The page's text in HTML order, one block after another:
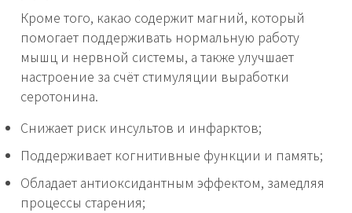
Кроме того, какао содержит магний, который
помогает поддерживать нормальную работу
мышц и нервной системы, а также улучшает
настроение за счёт стимуляции выработки
серотонина.
Снижает риск инсультов и инфарктов;
Поддерживает когнитивные функции и память;
Обладает антиоксидантным эффектом, замедляя
процессы старения;